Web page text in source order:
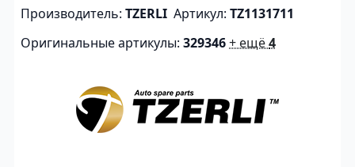
Производитель: TZERLI Артикул: TZ1131711
Оригинальные артикулы: 329346+ ещё4